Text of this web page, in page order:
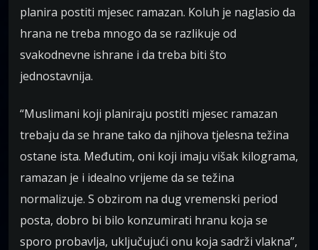
planira postiti mjesec ramazan. Koluh je naglasio da
hrana ne treba mnogo da se razlikuje od
svakodnevne ishrane i da treba biti što
jednostavnija.
“Muslimani koji planiraju postiti mjesec ramazan
trebaju da se hrane tako da njihova tjelesna težina
ostane ista. Međutim, oni koji imaju višak kilograma,
ramazan je i idealno vrijeme da se težina
normalizuje. S obzirom na dug vremenski period
posta, dobro bi bilo konzumirati hranu koja se
sporo probavlja, uključujući onu koja sadrži vlakna”,